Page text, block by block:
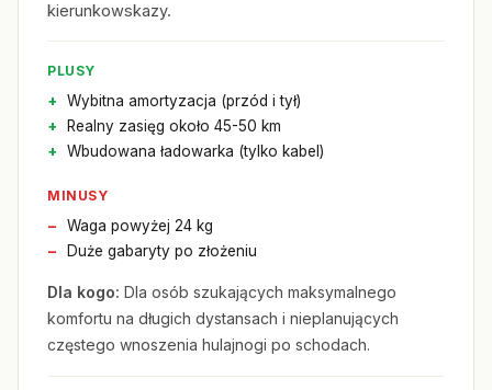
kierunkowskazy.
PLUSY
Wybitna amortyzacja (przód i tył)
Realny zasięg około 45-50 km
Wbudowana ładowarka (tylko kabel)
MINUSY
Waga powyżej 24 kg
Duże gabaryty po złożeniu
Dla kogo: Dla osób szukających maksymalnego
komfortu na długich dystansach i nieplanujących
częstego wnoszenia hulajnogi po schodach.